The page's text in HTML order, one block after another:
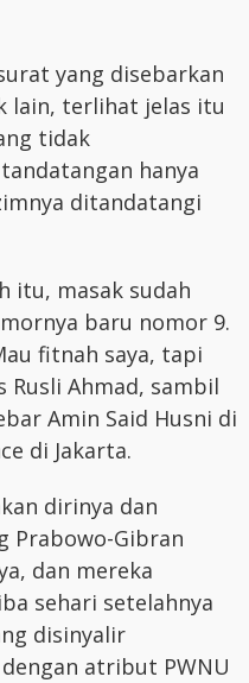
yang disebarkan
lain, terlihat jelas itu
tidak
hanya
ditandatangi
itu, masak sudah
baru nomor 9.
fitnah saya, tapi
Rusli Ahmad, sambil
Amin Said Husni di
di Jakarta.
dirinya dan
Prabowo-Gibran
dan mereka
sehari setelahnya
disinyalir
atribut PWNU